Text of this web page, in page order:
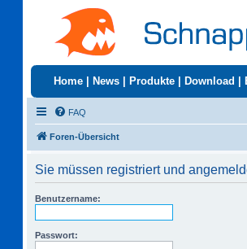
Home News Produkte Download
FAQ
Foren-Übersicht
Sie müssen registriert und
Benutzername:
Passwort: